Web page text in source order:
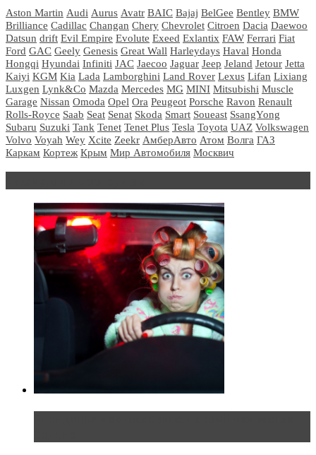
Aston Martin Audi Aurus Avatr BAIC Bajaj BelGee Bentley BMW
Brilliance Cadillac Changan Chery Chevrolet Citroen Dacia Daewoo
Datsun drift Evil Empire Evolute Exeed Exlantix FAW Ferrari Fiat
Ford GAC Geely Genesis Great Wall Harleydays Haval Honda
Hongqi Hyundai Infiniti JAC Jaecoo Jaguar Jeep Jeland Jetour Jetta
Kaiyi KGM Kia Lada Lamborghini Land Rover Lexus Lifan Lixiang
Luxgen Lynk&Co Mazda Mercedes MG MINI Mitsubishi Muscle
Garage Nissan Omoda Opel Ora Peugeot Porsche Ravon Renault
Rolls-Royce Saab Seat Senat Skoda Smart Soueast SsangYong
Subaru Suzuki Tank Tenet Tenet Plus Tesla Toyota UAZ Volkswagen
Volvo Voyah Wey Xcite Zeekr АмберАвто Атом Волга ГАЗ
Каркам Кортеж Крым Мир Автомобиля Москвич